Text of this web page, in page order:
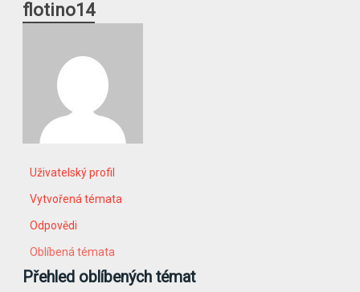
flotino14
Uživatelský profil
Vytvořená témata
Odpovědi
Oblíbená témata
Přehled oblíbených témat